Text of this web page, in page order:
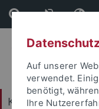
Direkt
zum
Inhalt
Direkt
zur
Fußleiste
Katholisch-
Auf unserer
verwendet.
benötigt,
Ihre